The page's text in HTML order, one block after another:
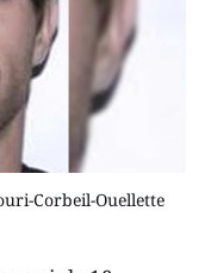
Corbeil-Ouellette